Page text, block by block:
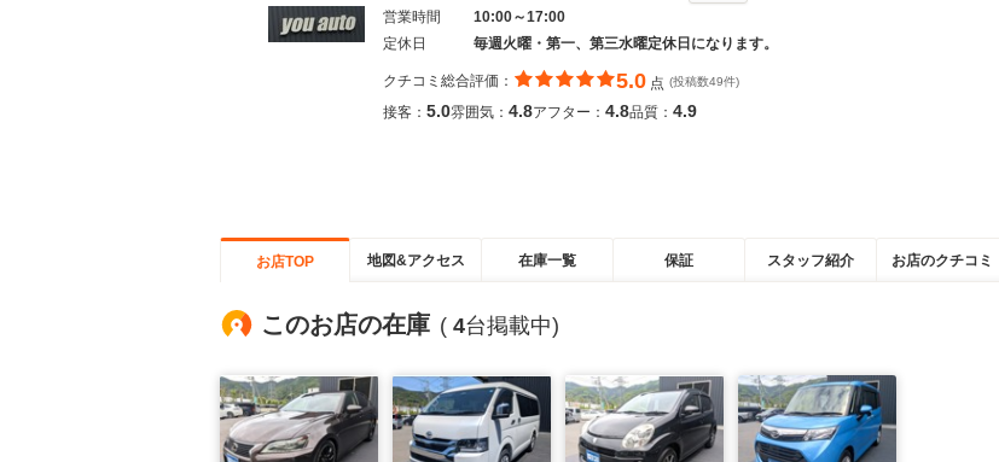
営業時間
10:00～17:00
定休日
毎週火曜・第一、第三水曜定休日になります。
クチコミ総合評価： 5.0 点 (投稿数49件)
接客： 5.0雰囲気： 4.8アフター： 4.8品質： 4.9
お店TOP 地図&アクセス 在庫一覧 保証 スタッフ紹介 お店のクチコミ
このお店の在庫 ( 4台掲載中)